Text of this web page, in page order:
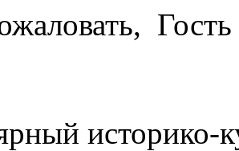
Гость
историко-